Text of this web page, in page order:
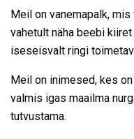
Meil on vanemapalk,
vahetult näha beebi
iseseisvalt ringi
Meil on inimesed, kes
valmis igas maailma
tutvustama.